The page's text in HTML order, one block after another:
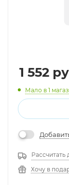
1 552
Мало в 1
Рассчитать
Хочу в